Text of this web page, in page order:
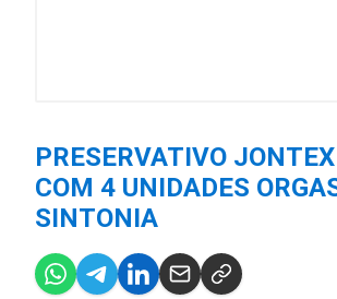
PRESERVATIVO
COM 4 UNIDADES
SINTONIA